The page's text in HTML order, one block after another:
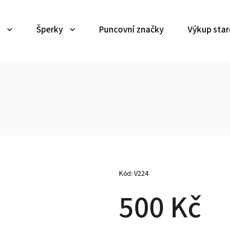
Šperky Puncovní značky Výkup
500 Kč
Kód:V224